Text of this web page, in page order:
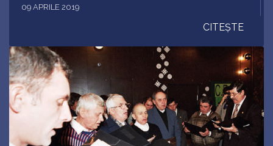
09 APRILE 2019
CITEȘTE